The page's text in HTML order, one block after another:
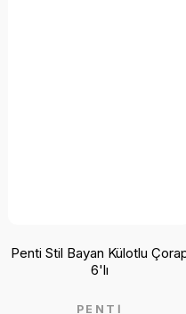
PENTİ
Penti Stil Bayan Külotlu
6'lı